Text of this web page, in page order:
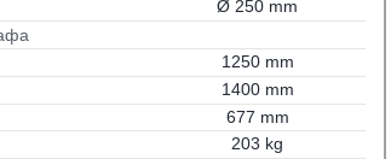
Ø 250 mm
1250 mm
1400 mm
677 mm
203 kg